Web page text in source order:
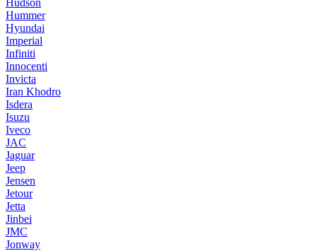
Hummer
Hyundai
Imperial
Infiniti
Innocenti
Invicta
Iran Khodro
Isdera
Isuzu
Iveco
JAC
Jaguar
Jeep
Jensen
Jetour
Jetta
Jinbei
JMC
Jonway